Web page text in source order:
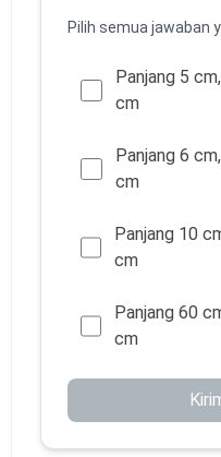
Pilih semua jawaban
Panjang 5
cm
Panjang 6
cm
Panjang 10
cm
Panjang 60
cm